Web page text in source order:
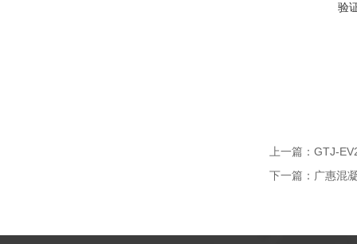
验
上一篇： GTJ-
下一篇： 广惠混